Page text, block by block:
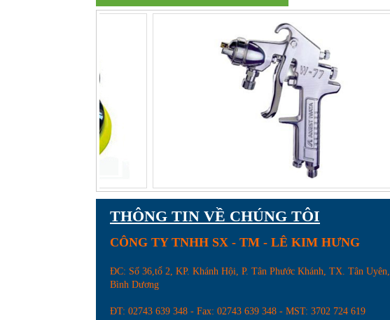
Đầu khoan 3C-W22
THÔNG TIN VỀ CHÚNG TÔI
CÔNG TY TNHH SX - TM - LÊ KIM HƯNG
ĐC: Số 36,tổ 2, KP. Khánh Hội, P. Tân Phước Khánh, TX. Tân Uyên,
Bình Dương
ĐT: 02743 639 348 - Fax: 02743 639 348 - MST: 3702 724 619